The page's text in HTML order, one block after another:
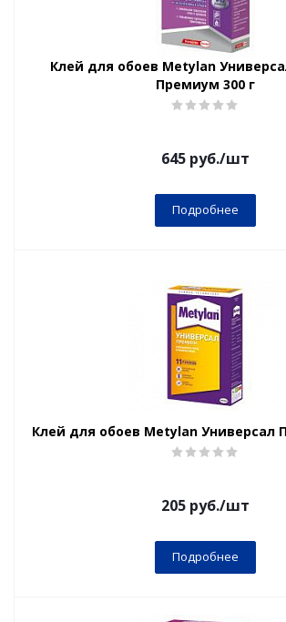
Клей для обоев Metylan
Премиум 300 г
645руб./шт
Подробнее
Клей для обоев Metylan Универсал
205руб./шт
Подробнее